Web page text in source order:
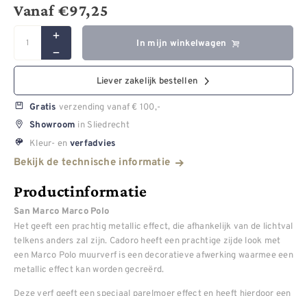
Vanaf€97,25
In mijn winkelwagen
Liever zakelijk bestellen
Gratis verzending vanaf € 100,-
Showroom in Sliedrecht
Kleur- en verfadvies
Bekijk de technische informatie
Productinformatie
San Marco Marco Polo
Het geeft een prachtig metallic effect, die afhankelijk van de lichtval
telkens anders zal zijn. Cadoro heeft een prachtige zijde look met
een Marco Polo muurverf is een decoratieve afwerking waarmee een
metallic effect kan worden gecreërd.
Deze verf geeft een speciaal parelmoer effect en heeft hierdoor een